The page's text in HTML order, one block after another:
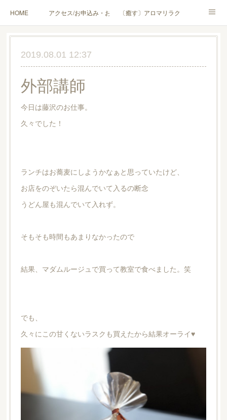
HOME アクセス/お申込み・お問合せ〔癒す〕アロマリラクゼーション
〔学ぶ〕AEAJ資格対応コース〔学ぶ〕トリートメント実技講座／介護アロマ講座
ハンモックよもぎ蒸し® HAMMOCK SAUNA® アカデミー厚木校
ハンモックタイ古式協会® 厚木校出張講座(個人／企業・団体)
2019.08.01 12:37
外部講師
今日は藤沢のお仕事。
久々でした！
ランチはお蕎麦にしようかなぁと思っていたけど、
お店をのぞいたら混んでいて入るの断念
うどん屋も混んでいて入れず。
そもそも時間もあまりなかったので
結果、マダムルージュで買って教室で食べました。笑
でも、
久々にこの甘くないラスクも買えたから結果オーライ♥️